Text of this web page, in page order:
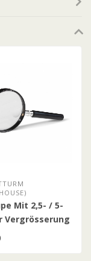
Mit 2,5- / 5-
Vergrösserung